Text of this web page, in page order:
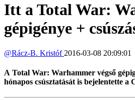
Itt a Total War:
gépigénye +
@Rácz-B. Kristóf 2016-03-08 20:09:01
A Total War: Warhammer végső
hónapos csúsztatását is bejelentette a